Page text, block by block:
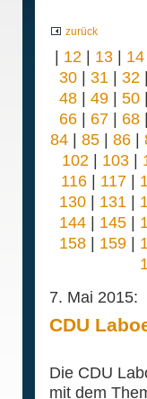
zurück
| 12 | 13| 14
30| 31 | 32 |
48| 49| 50|
66| 67| 68|
84| 85| 86|
102 | 103 |
116| 117|
130| 131 |
144| 145|
158| 159|
7. Mai 2015:
CDU
Die CDU
mit dem